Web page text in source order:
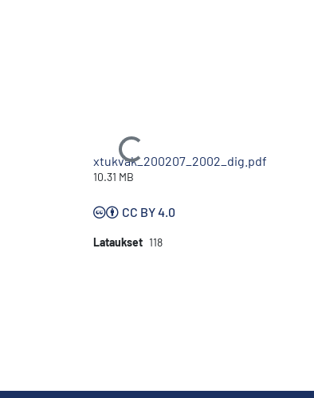
Ladataan...
xtukvak_200207_2002_dig.pdf
10.31 MB
CC BY 4.0
Lataukset 118